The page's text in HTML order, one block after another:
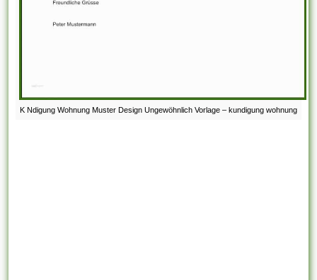
K Ndigung Wohnung Muster Design Ungewöhnlich Vorlage – kundigung wohnung